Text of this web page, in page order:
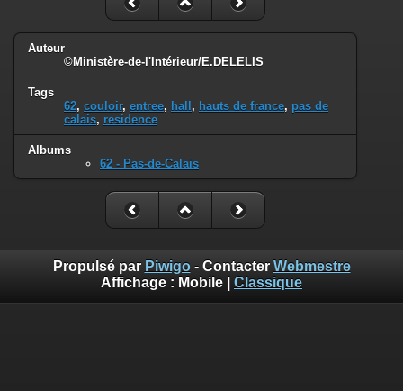
Auteur
©Ministère-de-l'Intérieur/E.DELELIS
Tags
62, couloir, entree, hall , hauts de france, pas de
calais, residence
Albums
62 - Pas-de-Calais
Propulsé par Piwigo- Contacter Webmestre
Affichage : Mobile Classique